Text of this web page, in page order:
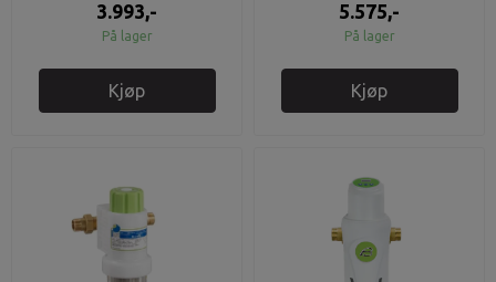
1"
3.993,-
På lager
Kjøp
360º
5.575,-
På lager
Kjøp